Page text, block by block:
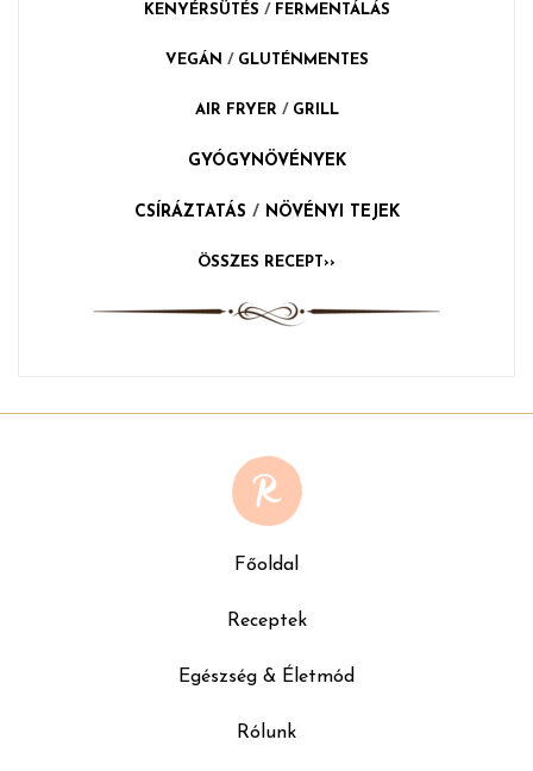
KENYÉRSÜTÉS / FERMENTÁLÁS
VEGÁN / GLUTÉNMENTES
AIR FRYER / GRILL
GYÓGYNÖVÉNYEK
CSÍRÁZTATÁS / NÖVÉNYI TEJEK
ÖSSZES RECEPT››
Főoldal
Receptek
Egészség & Életmód
Rólunk